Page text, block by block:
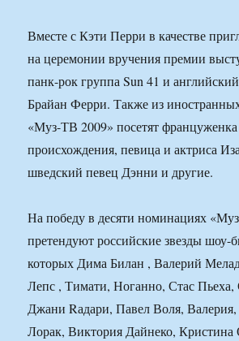
Вместе с Кэти Перри в качестве
на церемонии вручения премии
панк-рок группа Sun 41 и
Брайан Ферри. Также из
«Муз-ТВ 2009» посетят
происхождения, певица и актриса
шведский певец Дэнни и другие.
На победу в десяти номинациях
претендуют российские звезды шоу-
которых Дима Билан , Валерий
Лепс , Тимати, Ноганно, Стас Пьеха,
Джани Rадари, Павел Воля,
Лорак, Виктория Дайнеко, Кристина